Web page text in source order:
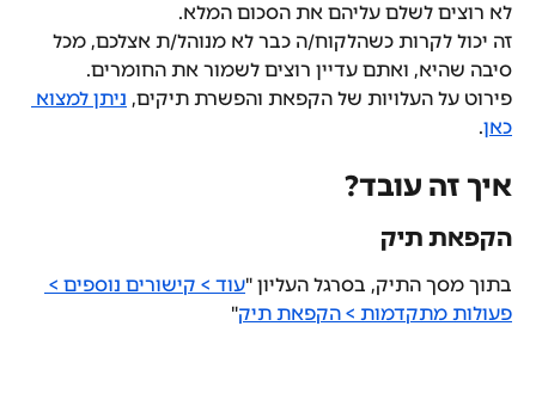
לא רוצים לשלם עליהם את הסכום המלא.
זה יכול לקרות כשהלקוח/ה כבר לא מנוהל/ת אצלכם, מכל
סיבה שהיא, ואתם עדיין רוצים לשמור את החומרים.
פירוט על העלויות של הקפאת והפשרת תיקים, ניתן למצוא
כאן.
איך זה עובד?
הקפאת תיק
בתוך מסך התיק, בסרגל העליון "עוד > קישורים נוספים >
פעולות מתקדמות > הקפאת תיק"